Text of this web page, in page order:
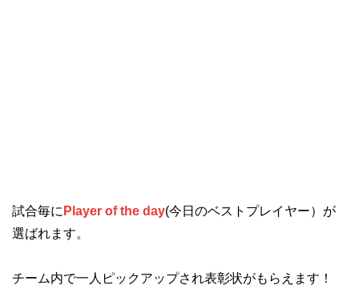
試合毎に Player of the day(今日のベストプレイヤー）が
選ばれます。
チーム内で一人ピックアップされ表彰状がもらえます！